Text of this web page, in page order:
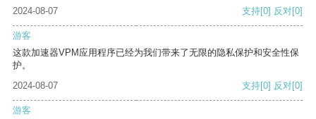
2024-08-07 支持[0] 反对[0]
游客
这款加速器VPM应用程序已经为我们带来了无限的隐私保护和安全性保
护。
2024-08-07
支持[0] 反对[0]
游客